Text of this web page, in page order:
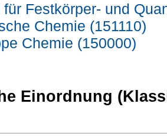
für Festkörper- und
Chemie (151110)
Chemie (150000)
Einordnung